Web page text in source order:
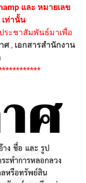
และ หมายเลข
เท่านั้น
ระชาสัมพันธ์มาเพื่อ
ศ, เอกสารสำนักงาน